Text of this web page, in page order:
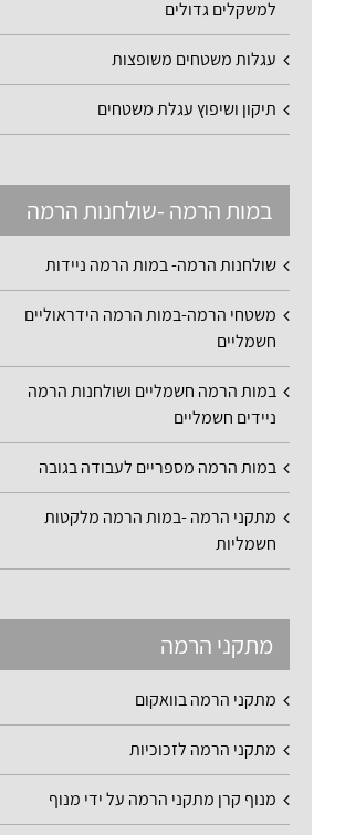
למשקלים גדולים
עגלות משטחים משופצות
תיקון ושיפוץ עגלת משטחים
במות הרמה -שולחנות הרמה
שולחנות הרמה- במות הרמה ניידות
משטחי הרמה-במות הרמה הידראוליים
חשמליים
במות הרמה חשמליים ושולחנות הרמה
ניידים חשמליים
במות הרמה מספריים לעבודה בגובה
מתקני הרמה -במות הרמה מלקטות
חשמליות
מתקני הרמה
מתקני הרמה בוואקום
מתקני הרמה לזכוכיות
מנוף קרן מתקני הרמה על ידי מנוף